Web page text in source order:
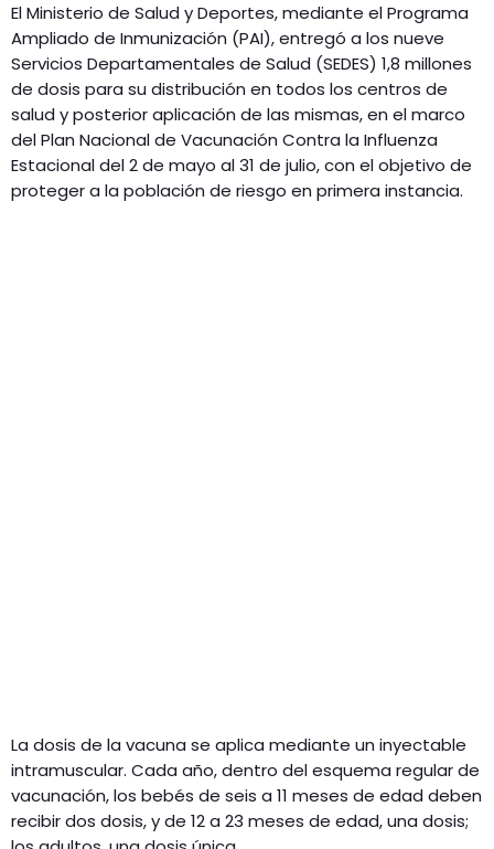
El Ministerio de Salud y Deportes, mediante el Programa
Ampliado de Inmunización (PAI), entregó a los nueve
Servicios Departamentales de Salud (SEDES) 1,8 millones
de dosis para su distribución en todos los centros de
salud y posterior aplicación de las mismas, en el marco
del Plan Nacional de Vacunación Contra la Influenza
Estacional del 2 de mayo al 31 de julio, con el objetivo de
proteger a la población de riesgo en primera instancia.
La dosis de la vacuna se aplica mediante un inyectable
intramuscular. Cada año, dentro del esquema regular de
vacunación, los bebés de seis a 11 meses de edad deben
recibir dos dosis, y de 12 a 23 meses de edad, una dosis;